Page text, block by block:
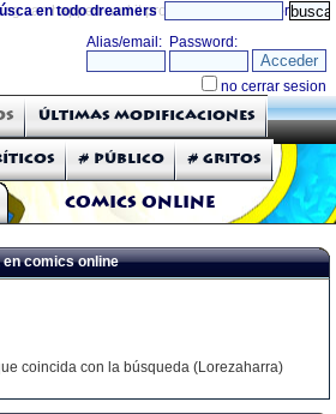
can happen and it probably will» directorio
en todo dreamers
Comics ONLINE
Últimas modificaciones
# Público # Gritos
comics online
coincida con la búsqueda (Lorezaharra)